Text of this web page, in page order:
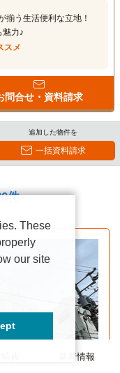
揃う生活便利な立地！
魅力♪
スメ
問合せ・資料請求
追加した物件を
一括資料請求
件
新着情報
These
our site